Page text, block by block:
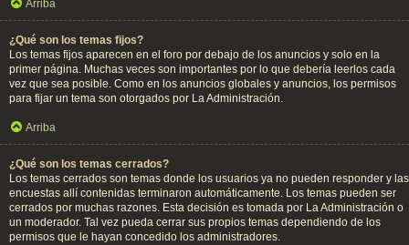
Arriba
¿Qué son los temas fijos?
Los temas fijos aparecen en el foro por debajo de los anuncios y solo en la
primer página. Muchas veces son importantes por lo que debería leerlos cada
vez que sea posible. Como en los anuncios globales y anuncios, los permisos
para fijar un tema son otorgados por La Administración.
Arriba
¿Qué son los temas cerrados?
Los temas cerrados son temas donde los usuarios ya no pueden responder y las
encuestas allí contenidas terminaron automáticamente. Los temas pueden ser
cerrados por muchas razones. Esta decisión es tomada por La Administración o
un moderador. Tal vez pueda cerrar sus propios temas dependiendo de los
permisos que le hayan concedido los administradores.